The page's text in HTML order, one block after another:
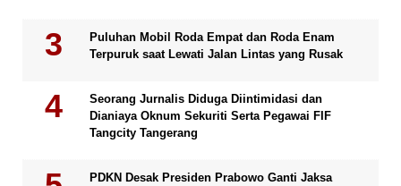
Puluhan Mobil Roda Empat dan Roda Enam
Terpuruk saat Lewati Jalan Lintas yang Rusak
Seorang Jurnalis Diduga Diintimidasi dan
Dianiaya Oknum Sekuriti Serta Pegawai FIF
Tangcity Tangerang
PDKN Desak Presiden Prabowo Ganti Jaksa